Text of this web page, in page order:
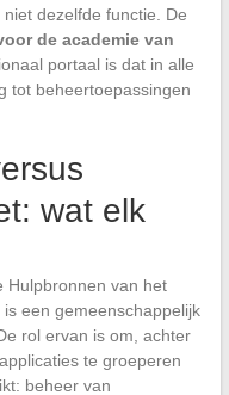
dezelfde functie. De
de academie van
portaal is dat in alle
tot beheertoepassingen
wat elk
Hulpbronnen van het
een gemeenschappelijk
rol ervan is om, achter
te groeperen
beheer van